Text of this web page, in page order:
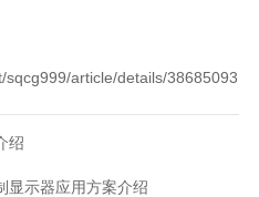
article/details/38685093
绍
显示器应用方案介绍